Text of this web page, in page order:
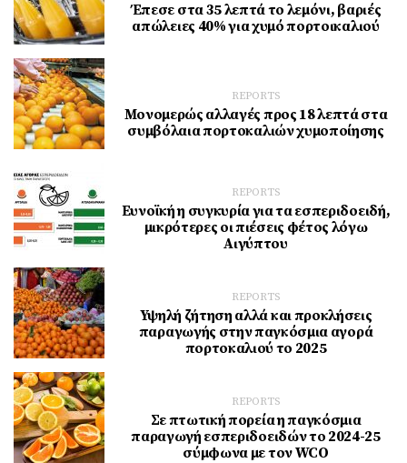
Έπεσε στα 35 λεπτά το λεμόνι, βαριές
απώλειες 40% για χυμό πορτοικαλιού
REPORTS
Μονομερώς αλλαγές προς 18 λεπτά στα
συμβόλαια πορτοκαλιών χυμοποίησης
REPORTS
Ευνοϊκή η συγκυρία για τα εσπεριδοειδή,
μικρότερες οι πιέσεις φέτος λόγω
Αιγύπτου
REPORTS
Υψηλή ζήτηση αλλά και προκλήσεις
παραγωγής στην παγκόσμια αγορά
πορτοκαλιού το 2025
REPORTS
Σε πτωτική πορεία η παγκόσμια
παραγωγή εσπεριδοειδών το 2024-25
σύμφωνα με τον WCO